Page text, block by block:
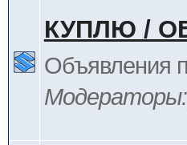
КУПЛЮ /
Объявления
Модераторы: